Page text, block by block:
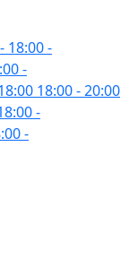
18:00-
-
18:00 - 20:00
-
-